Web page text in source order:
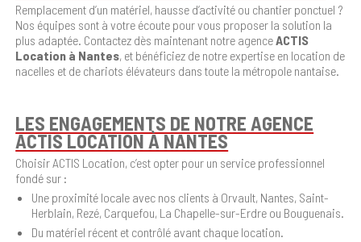
Remplacement d’un matériel, hausse d’activité ou chantier ponctuel ?
Nos équipes sont à votre écoute pour vous proposer la solution la
plus adaptée. Contactez dès maintenant notre agence ACTIS
Location à Nantes, et bénéficiez de notre expertise en location de
nacelles et de chariots élévateurs dans toute la métropole nantaise.
LES ENGAGEMENTS DE NOTRE AGENCE
ACTIS LOCATION À NANTES
Choisir ACTIS Location, c’est opter pour un service professionnel
fondé sur :
Une proximité locale avec nos clients à Orvault, Nantes, Saint-
Herblain, Rezé, Carquefou, La Chapelle-sur-Erdre ou Bouguenais.
Du matériel récent et contrôlé avant chaque location.